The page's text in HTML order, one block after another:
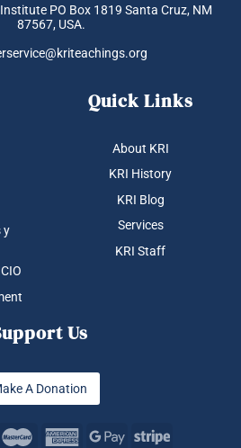
PO Box 1819 Santa Cruz, NM
87567, USA.
y
Quick Links
About KRI
KRI History
KRI Blog
Services
KRI Staff
Us
A Donation